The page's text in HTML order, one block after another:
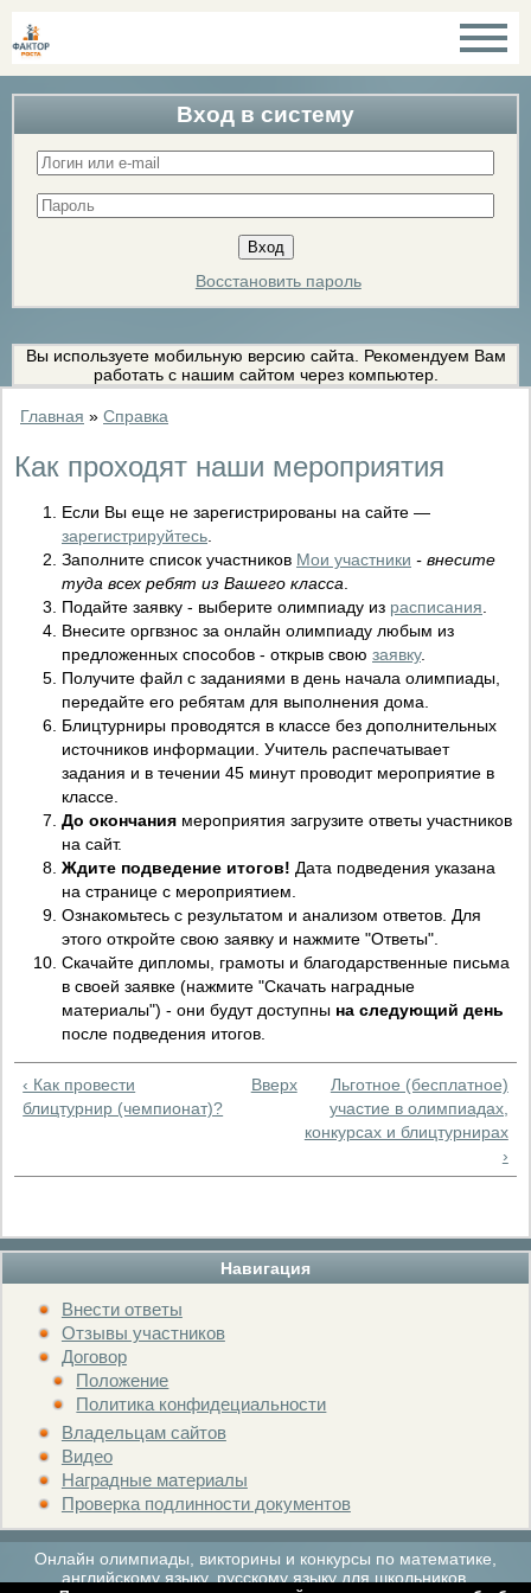
Вход в систему
Восстановить пароль
Вы используете мобильную версию сайта. Рекомендуем Вам
работать с нашим сайтом через компьютер.
Навигация
Внести ответы
Отзывы участников
Договор
Положение
Политика конфидециальности
Владельцам сайтов
Видео
Наградные материалы
Проверка подлинности документов
Главная » Справка
Как проходят наши мероприятия
Если Вы еще не зарегистрированы на сайте —
зарегистрируйтесь
Заполните список участников Мои участники - внесите
туда всех ребят из Вашего класса
Подайте заявку - выберите олимпиаду из расписания
Внесите оргвзнос за онлайн олимпиаду любым из
предложенных способов - открыв свою заявку.
Получите файл с заданиями в день начала олимпиады,
передайте его ребятам для выполнения дома.
Блицтурниры проводятся в классе без дополнительных
источников информации. Учитель распечатывает
задания и в течении 45 минут проводит мероприятие в
классе.
До окончания мероприятия загрузите ответы участников
на сайт.
Ждите подведение итогов! Дата подведения указана
на странице с мероприятием.
Ознакомьтесь с результатом и анализом ответов. Для
этого откройте свою заявку и нажмите "Ответы".
Скачайте дипломы, грамоты и благодарственные письма
в своей заявке (нажмите "Скачать наградные
материалы") - они будут доступны на следующий день
после подведения итогов.
‹ Как провести
блицтурнир (чемпионат)?
Вверх
Льготное (бесплатное)
участие в олимпиадах,
конкурсах и блицтурнирах
›
Онлайн олимпиады, викторины и конкурсы по математике,
английскому языку, русскому языку для школьников.